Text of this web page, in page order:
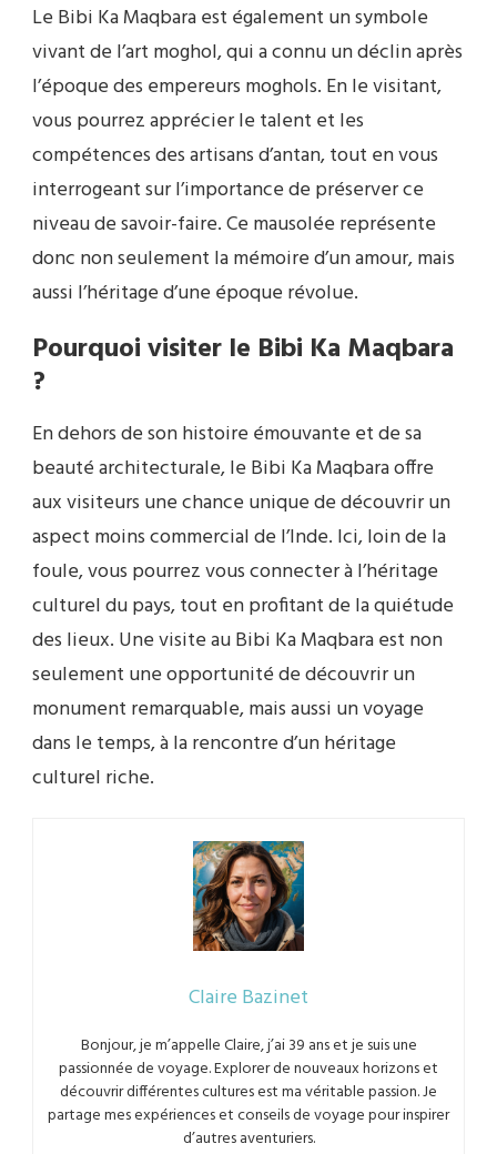
Le Bibi Ka Maqbara est également un symbole
vivant de l’art moghol, qui a connu un déclin après
l’époque des empereurs moghols. En le visitant,
vous pourrez apprécier le talent et les
compétences des artisans d’antan, tout en vous
interrogeant sur l’importance de préserver ce
niveau de savoir-faire. Ce mausolée représente
donc non seulement la mémoire d’un amour, mais
aussi l’héritage d’une époque révolue.
Pourquoi visiter le Bibi Ka Maqbara
?
En dehors de son histoire émouvante et de sa
beauté architecturale, le Bibi Ka Maqbara offre
aux visiteurs une chance unique de découvrir un
aspect moins commercial de l’Inde. Ici, loin de la
foule, vous pourrez vous connecter à l’héritage
culturel du pays, tout en profitant de la quiétude
des lieux. Une visite au Bibi Ka Maqbara est non
seulement une opportunité de découvrir un
monument remarquable, mais aussi un voyage
dans le temps, à la rencontre d’un héritage
culturel riche.
Claire Bazinet
Bonjour, je m’appelle Claire, j’ai 39 ans et je suis une
passionnée de voyage. Explorer de nouveaux horizons et
découvrir différentes cultures est ma véritable passion. Je
partage mes expériences et conseils de voyage pour inspirer
d’autres aventuriers.